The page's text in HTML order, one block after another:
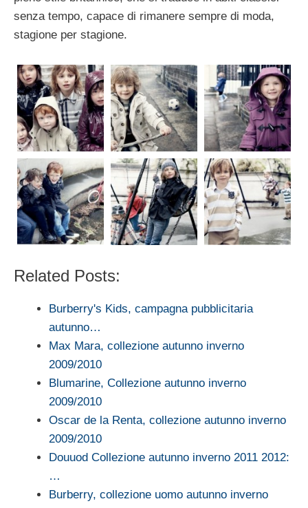
senza tempo, capace di rimanere sempre di moda,
stagione per stagione.
Related Posts:
Burberry's Kids, campagna pubblicitaria
autunno…
Max Mara, collezione autunno inverno
2009/2010
Blumarine, Collezione autunno inverno
2009/2010
Oscar de la Renta, collezione autunno inverno
2009/2010
Douuod Collezione autunno inverno 2011 2012:
…
Burberry, collezione uomo autunno inverno